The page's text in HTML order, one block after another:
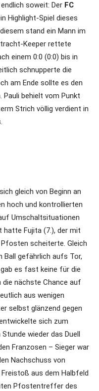
soweit: Der FC
Highlight-Spiel dieses
stand ein Mann im
Keeper rettete
einem 0:0 (0:0) bis in
schnupperte die
am Ende sollte es den
behielt vom Punkt
Strich völlig verdient in
gleich von Beginn an
hoch und kontrollierten
Umschaltsituationen
hatte Fujita (7.), der mit
scheiterte. Gleich
Ball gefährlich aufs Tor,
es fast keine für die
die nächste Chance auf
aus wenigen
selbst glänzend gegen
sich zum
wieder das Duell
Franzosen – Sieger war
Nachschuss von
aus dem Halbfeld
Pfostentreffer des